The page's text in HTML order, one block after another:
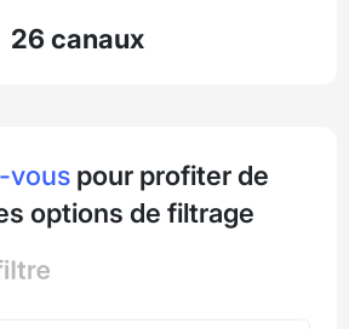
26 canaux
vouspour profiter de
options de filtrage